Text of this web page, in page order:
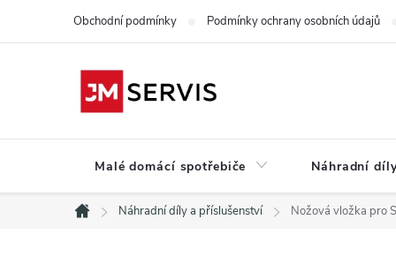
Obchodní podmínky Podmínky ochrany osobních údajů
Malé domácí spotřebiče Náhradní
Domů
Náhradní díly a příslušenství Nožová vložka pro